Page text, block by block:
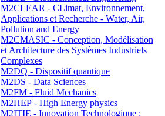
M2CLEAR - CLimat, Environnement,
Applications et Recherche - Water, Air,
Pollution and Energy
M2CMASIC - Conception, Modélisation
et Architecture des Systèmes Industriels
Complexes
M2DQ - Dispositif quantique
M2DS - Data Sciences
M2FM - Fluid Mechanics
M2HEP - High Energy physics
M2ITIE - Innovation Technologique :